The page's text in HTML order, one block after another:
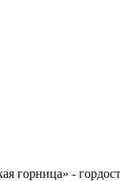
горница» -